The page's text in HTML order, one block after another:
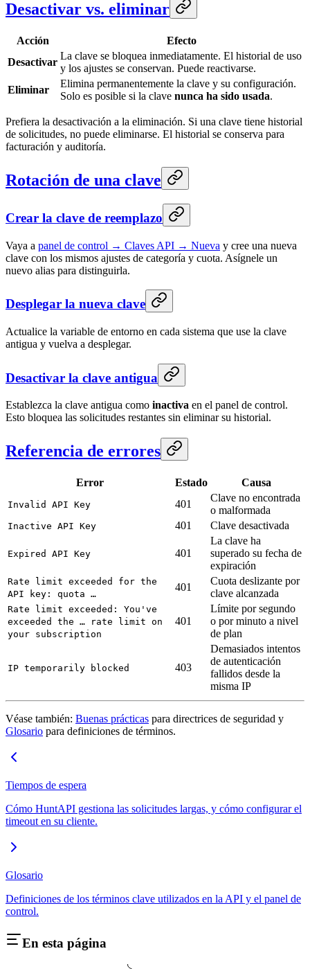
Desactivar vs. eliminar
Acción
Efecto
Desactivar
La clave se bloquea inmediatamente. El historial de uso
y los ajustes se conservan. Puede reactivarse.
Eliminar
Elimina permanentemente la clave y su configuración.
Solo es posible si la clave nunca ha sido usada.
Prefiera la desactivación a la eliminación. Si una clave tiene historial
de solicitudes, no puede eliminarse. El historial se conserva para
facturación y auditoría.
Rotación de una clave
Crear la clave de reemplazo
Vaya a panel de control → Claves API → Nueva y cree una nueva
clave con los mismos ajustes de categoría y cuota. Asígnele un
nuevo alias para distinguirla.
Desplegar la nueva clave
Actualice la variable de entorno en cada sistema que use la clave
antigua y vuelva a desplegar.
Desactivar la clave antigua
Establezca la clave antigua como inactiva en el panel de control.
Esto bloquea las solicitudes restantes sin eliminar su historial.
Referencia de errores
Error Estado Causa
Invalid API Key 401
Clave no encontrada
o malformada
Inactive API Key 401 Clave desactivada
Expired API Key 401
La clave ha
superado su fecha de
expiración
Rate limit exceeded for the
API key: quota …
401
Cuota deslizante por
clave alcanzada
Rate limit exceeded: You've
exceeded the … rate limit on
your subscription
401
Límite por segundo
o por minuto a nivel
de plan
IP temporarily blocked 403
Demasiados intentos
de autenticación
fallidos desde la
misma IP
Véase también: Buenas prácticas para directrices de seguridad y
Glosario para definiciones de términos.
Tiempos de espera
Cómo HuntAPI gestiona las solicitudes largas, y cómo configurar el
timeout en su cliente.
Glosario
Definiciones de los términos clave utilizados en la API y el panel de
control.
En esta página